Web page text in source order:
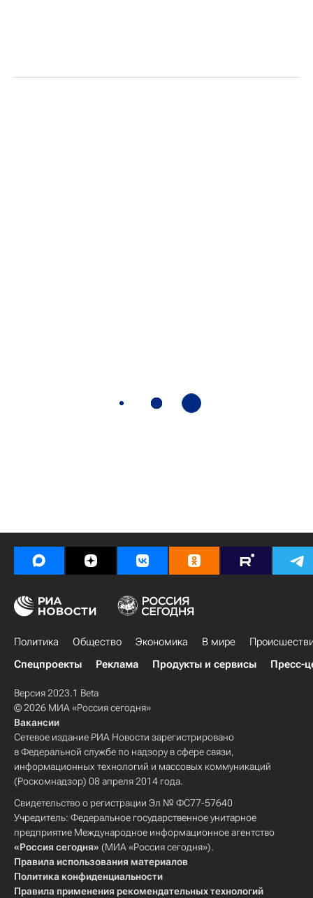
Политика Общество Экономика В мире
Спецпроекты
Реклама Продукты и сервисы Пресс-
Версия 2023.1 Beta
© 2026 МИА «Россия сегодня»
Вакансии
Сетевое издание РИА Новости зарегистрировано
в Федеральной службе по надзору в сфере связи,
информационных технологий и массовых коммуникаций
(Роскомнадзор) 08 апреля 2014 года.
Свидетельство о регистрации Эл № ФС77-57640
Учредитель: Федеральное государственное унитарное
предприятие Международное информационное агентство
«Россия сегодня» (МИА «Россия сегодня»).
Правила использования материалов
Политика конфиденциальности
Правила применения рекомендательных технологий